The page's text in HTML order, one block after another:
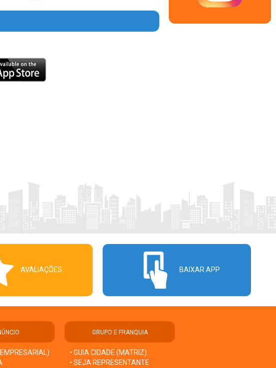
AVALIAÇÕES BAIXAR APP
GRUPO E FRANQUIA
• GUIA CIDADE (MATRIZ)
• SEJA REPRESENTANTE